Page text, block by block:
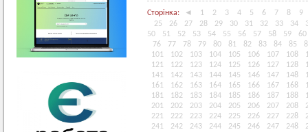
Сторінка: ◄ 1 2 3 4 5 6 7 8
9
25
26 27 28 29 30 31 32 33 34
50
51 52 53 54 55 56 57 58 59
60
76
77 78 79 80 81 82 83 84 85
101
102 103 104 105 106 107 108
121
122 123 124 125 126 127 128
141
142 143 144 145 146 147 148
161
162 163 164 165 166 167 168
181
182 183 184 185 186 187 188
201
202 203 204 205 206 207 208
221
222 223 224 225 226 227 228
241
242 243 244 245 246 247 248